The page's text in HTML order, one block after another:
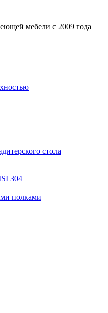
мебели с 2009 года
стола
304
полками